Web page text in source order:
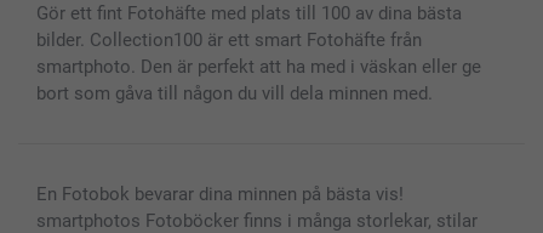
Fotoalmanackor & Fotoagenda
Fotoramar & Tillbehör
Presentkort
Investor Relations
Status på beställningar
Gör ett fint Fotohäfte med plats till 100 av dina bästa
bilder. Collection100 är ett smart Fotohäfte från
smartphoto. Den är perfekt att ha med i väskan eller ge
bort som gåva till någon du vill dela minnen med.
En Fotobok bevarar dina minnen på bästa vis!
smartphotos Fotoböcker finns i många storlekar, stilar